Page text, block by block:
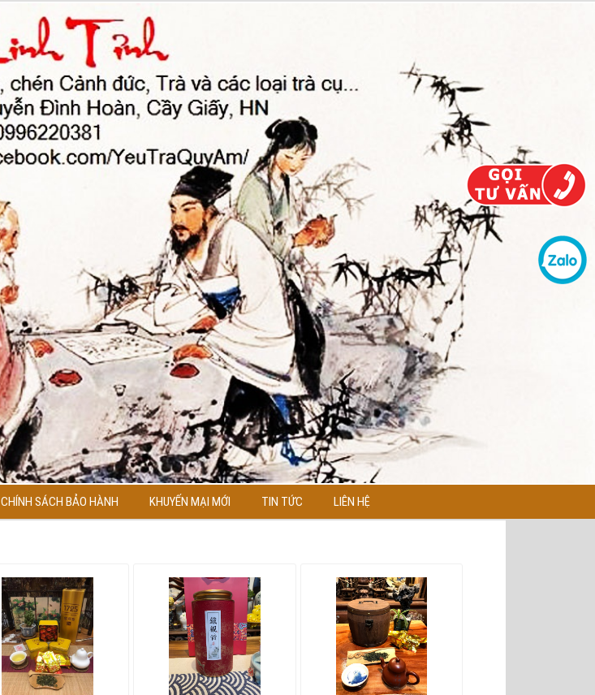
CHÍNH SÁCH BẢO HÀNH KHUYẾN MẠI MỚI TIN TỨC LIÊN HỆ